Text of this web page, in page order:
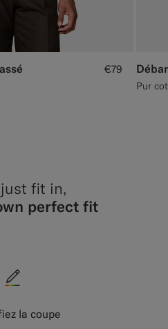
€79
Pur
just fit in,
perfect fit
la coupe